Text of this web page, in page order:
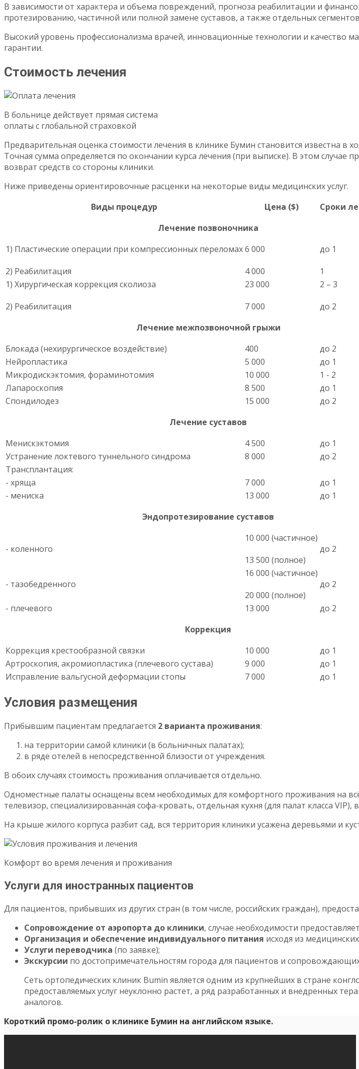
В зависимости от характера и объема повреждений, прогноза реабилитации и
протезированию, частичной или полной замене суставов, а также отдельных
Высокий уровень профессионализма врачей, инновационные технологии и качество
гарантии.
Стоимость лечения
В больнице действует прямая система
оплаты с глобальной страховкой
Предварительная оценка стоимости лечения в клинике Бумин становится известна в
Точная сумма определяется по окончании курса лечения (при выписке). В этом
возврат средств со стороны клиники.
Ниже приведены ориентировочные расценки на некоторые виды медицинских услуг.
Виды процедур
Цена ($)
Сроки
Лечение позвоночника
1) Пластические операции при компрессионных переломах
2) Реабилитация
6 000
4 000
до 1
1
1) Хирургическая коррекция сколиоза
2) Реабилитация
23 000
7 000
2 – 3
до 2
Лечение межпозвоночной грыжи
Блокада (нехирургическое воздействие)
400
до 2
Нейропластика
5 000
до 1
Микродискэктомия, фораминотомия
10 000
1 - 2
Лапароскопия
8 500
до 1
Спондилодез
15 000
до 2
Лечение суставов
Менискэктомия
4 500
до 1
Устранение локтевого туннельного синдрома
8 000
до 2
Трансплантация:
- хряща
7 000
до 1
- мениска
13 000
до 1
Эндопротезирование суставов
- коленного
10 000 (частичное)
13 500 (полное)
до 2
- тазобедренного
16 000 (частичное)
20 000 (полное)
до 2
- плечевого 13 000
до 2
Коррекция
Коррекция крестообразной связки
10 000
до 1
Артроскопия, акромиопластика (плечевого сустава)
9 000
до 1
Исправление вальгусной деформации стопы
7 000 до 1
Условия размещения
Прибывшим пациентам предлагается 2 варианта проживания:
на территории самой клиники (в больничных палатах);
в ряде отелей в непосредственной близости от учреждения.
В обоих случаях стоимость проживания оплачивается отдельно.
Одноместные палаты оснащены всем необходимых для комфортного проживания на
телевизор, специализированная софа-кровать, отдельная кухня (для палат класса
На крыше жилого корпуса разбит сад, вся территория клиники усажена деревьями и
Комфорт во время лечения и проживания
Услуги для иностранных пациентов
Для пациентов, прибывших из других стран (в том числе, российских граждан),
Сопровождение от аэропорта до клиники, случае необходимости
Организация и обеспечение индивидуального питания исходя из
Услуги переводчика (по заявке);
Экскурсии по достопримечательностям города для пациентов и
Сеть ортопедических клиник Bumin является одним из крупнейших в стране
предоставляемых услуг неуклонно растет, а ряд разработанных и внедренных
аналогов.
Короткий промо-ролик о клинике Бумин на английском языке.